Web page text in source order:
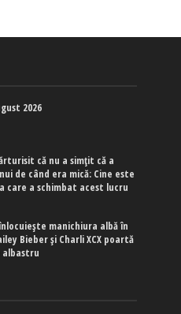
2026
că nu a simțit că a
de când era mică: Cine este
care a schimbat acest lucru
manichiura albă în
Bieber și Charli XCX poartă
albastru